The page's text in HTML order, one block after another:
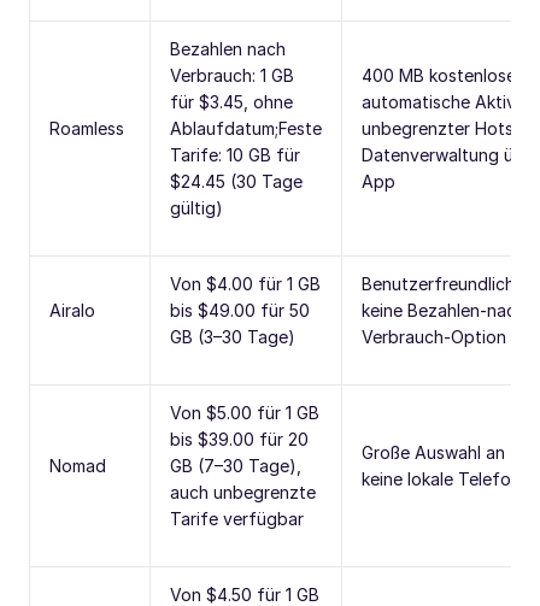
Roamless
Bezahlen nach
Verbrauch: 1 GB
für $3.45, ohne
Ablaufdatum;Feste
Tarife: 10 GB für
$24.45 (30 Tage
gültig)
400 MB kostenloser
automatische
unbegrenzter
Datenverwaltung
App
Airalo
Von $4.00 für 1 GB
bis $49.00 für 50
GB (3–30 Tage)
Benutzerfreundliche
keine Bezahlen-nach-
Verbrauch-Option
Nomad
Von $5.00 für 1 GB
bis $39.00 für 20
GB (7–30 Tage),
auch unbegrenzte
Tarife verfügbar
Große Auswahl an
keine lokale
Von $4.50 für 1 GB